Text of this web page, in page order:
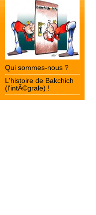
Qui sommes-nous ?
L'histoire de Bakchich
(l'intÃ©grale) !